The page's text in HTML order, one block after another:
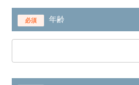
必須 年齢